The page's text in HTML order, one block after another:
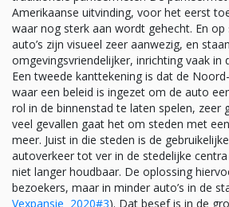
Amerikaanse uitvinding, voor het eerst
waar nog sterk aan wordt gehecht. En
auto’s zijn visueel zeer aanwezig, en
omgevingsvriendelijker, inrichting vaak in
Een tweede kanttekening is dat de
waar een beleid is ingezet om de auto
rol in de binnenstad te laten spelen, zeer
veel gevallen gaat het om steden met
meer. Juist in die steden is de
autoverkeer tot ver in de stedelijke
niet langer houdbaar. De oplossing
bezoekers, maar in minder auto’s in de
Vexpansie 2020#3). Dat besef is in de